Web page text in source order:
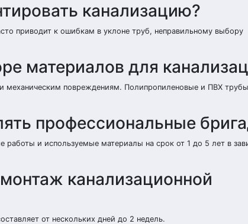
канализацию?
приводит к ошибкам в уклоне труб, неправильному выбору
материалов для
механическим повреждениям. Полипропиленовые и ПВХ трубы
профессиональные
работы и используемые материалы на срок от 1 до 5 лет в
канализационной
от нескольких дней до 2 недель.